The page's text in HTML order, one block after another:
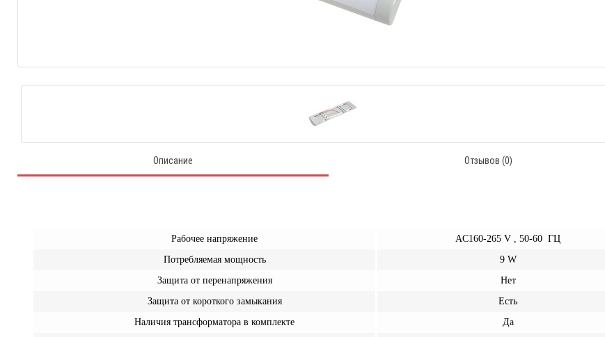
Описание Отзывов (0)
Рабочее напряжение
AC160-265 V , 50-60 ГЦ
Потребляемая мощность
9 W
Защита от перенапряжения
Нет
Защита от короткого замыкания
Есть
Наличия трансформатора в комплекте
Да